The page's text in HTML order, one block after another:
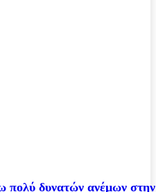
πολύ δυνατών ανέμων στην